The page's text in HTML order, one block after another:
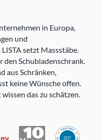
in Europa,
und
setzt Massstäbe.
den Schubladenschrank.
aus Schränken,
keine Wünsche offen.
das zu schätzen.